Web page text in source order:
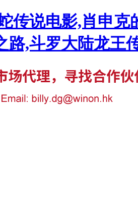
传说电影,肖申
路,斗罗大陆龙王